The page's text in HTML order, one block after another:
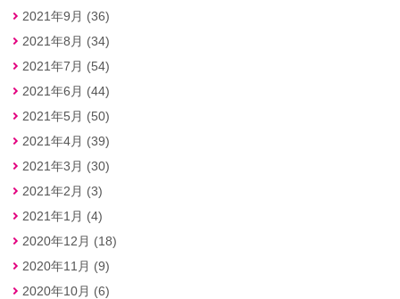
2021年9月 (36)
2021年8月 (34)
2021年7月 (54)
2021年6月 (44)
2021年5月 (50)
2021年4月 (39)
2021年3月 (30)
2021年2月 (3)
2021年1月 (4)
2020年12月 (18)
2020年11月 (9)
2020年10月 (6)